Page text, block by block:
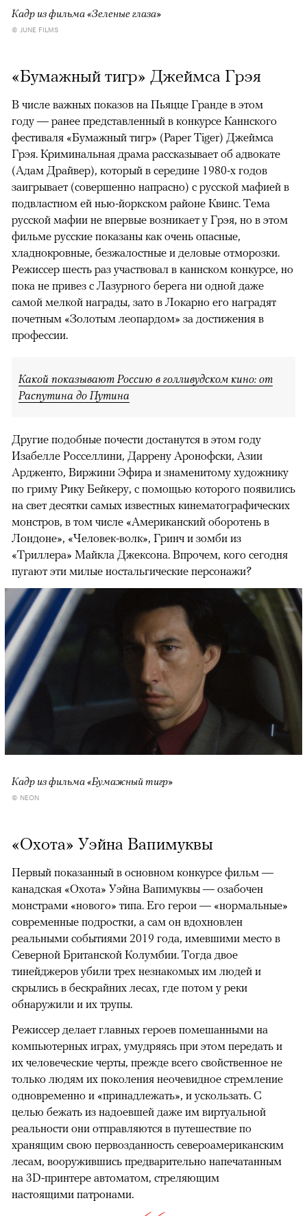
Кадр из фильма «Зеленые глаза»
© JUNE FILMS
«Бумажный тигр» Джеймса Грэя
В числе важных показов на Пьяцце Гранде в этом
году — ранее представленный в конкурсе Каннского
фестиваля «Бумажный тигр» (Paper Tiger) Джеймса
Грэя. Криминальная драма рассказывает об адвокате
(Адам Драйвер), который в середине 1980-х годов
заигрывает (совершенно напрасно) с русской мафией в
подвластном ей нью-йоркском районе Квинс. Тема
русской мафии не впервые возникает у Грэя, но в этом
фильме русские показаны как очень опасные,
хладнокровные, безжалостные и деловые отморозки.
Режиссер шесть раз участвовал в каннском конкурсе, но
пока не привез с Лазурного берега ни одной даже
самой мелкой награды, зато в Локарно его наградят
почетным «Золотым леопардом» за достижения в
профессии.
Какой показывают Россию в голливудском кино: от
Распутина до Путина
Другие подобные почести достанутся в этом году
Изабелле Росселлини, Даррену Аронофски, Азии
Ардженто, Виржини Эфира и знаменитому художнику
по гриму Рику Бейкеру, с помощью которого появились
на свет десятки самых известных кинематографических
монстров, в том числе «Американский оборотень в
Лондоне», «Человек-волк», Гринч и зомби из
«Триллера» Майкла Джексона. Впрочем, кого сегодня
пугают эти милые ностальгические персонажи?
Кадр из фильма «Бумажный тигр»
© NEON
«Охота» Уэйна Вапимуквы
Первый показанный в основном конкурсе фильм —
канадская «Охота» Уэйна Вапимуквы — озабочен
монстрами «нового» типа. Его герои — «нормальные»
современные подростки, а сам он вдохновлен
реальными событиями 2019 года, имевшими место в
Северной Британской Колумбии. Тогда двое
тинейджеров убили трех незнакомых им людей и
скрылись в бескрайних лесах, где потом у реки
обнаружили и их трупы.
Режиссер делает главных героев помешанными на
компьютерных играх, умудряясь при этом передать и
их человеческие черты, прежде всего свойственное не
только людям их поколения неочевидное стремление
одновременно и «принадлежать», и ускользать. С
целью бежать из надоевшей даже им виртуальной
реальности они отправляются в путешествие по
хранящим свою первозданность североамериканским
лесам, вооружившись предварительно напечатанным
на 3D-принтере автоматом, стреляющим
настоящими патронами.